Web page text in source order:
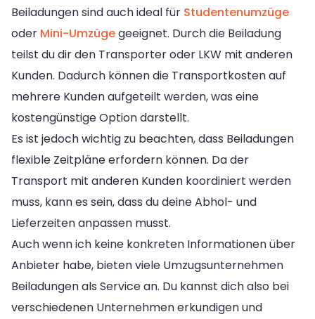
Beiladungen sind auch ideal für Studentenumzüge
oder Mini-Umzügegeeignet. Durch die Beiladung
teilst du dir den Transporter oder LKW mit anderen
Kunden. Dadurch können die Transportkosten auf
mehrere Kunden aufgeteilt werden, was eine
kostengünstige Option darstellt.
Es ist jedoch wichtig zu beachten, dass Beiladungen
flexible Zeitpläne erfordern können. Da der
Transport mit anderen Kunden koordiniert werden
muss, kann es sein, dass du deine Abhol- und
Lieferzeiten anpassen musst.
Auch wenn ich keine konkreten Informationen über
Anbieter habe, bieten viele Umzugsunternehmen
Beiladungen als Service an. Du kannst dich also bei
verschiedenen Unternehmen erkundigen und